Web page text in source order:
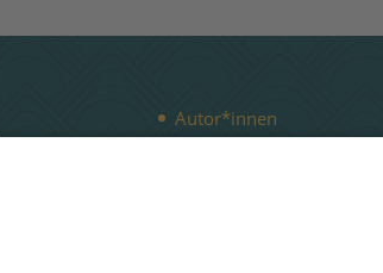
Autor*innen